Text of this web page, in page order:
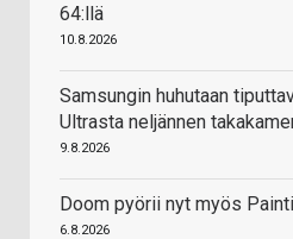
64:llä
10.8.2026
Samsungin huhutaan
Ultrasta neljännen
9.8.2026
Doom pyörii nyt myös
6.8.2026